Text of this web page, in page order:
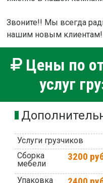
Звоните!! Мы всегда
нашим новым клиентам!
Цены по
услуг
Услуги грузчиков
Сборка
мебели
3200
Упаковка